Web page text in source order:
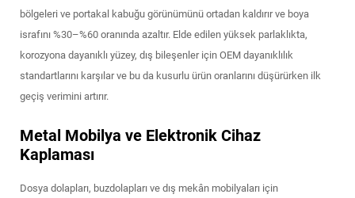
bölgeleri ve portakal kabuğu görünümünü ortadan kaldırır ve boya
israfını %30–%60 oranında azaltır. Elde edilen yüksek parlaklıkta,
korozyona dayanıklı yüzey, dış bileşenler için OEM dayanıklılık
standartlarını karşılar ve bu da kusurlu ürün oranlarını düşürürken ilk
geçiş verimini artırır.
Metal Mobilya ve Elektronik Cihaz
Kaplaması
Dosya dolapları, buzdolapları ve dış mekân mobilyaları için